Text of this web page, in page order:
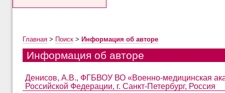
Главная> Поиск> Информация об авторе
Информация об авторе
Денисов, А.В., ФГБВОУ ВО «Военно-медицинская
Российской Федерации, г. Санкт-Петербург, Россия